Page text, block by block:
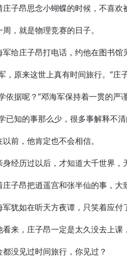
昂思念小蝴蝶的时候，不喜欢
就是物理竞赛的日子。
庄子昂打电话，约他在图书馆
原来这世上真有时间旅行。”庄子
据呢？”邓海军保持着一贯的严谨
知的事那么少，很多事解释不清
，他肯定也不会相信。
历过以后，才知道大千世界，
昂把逍遥宫和张半仙的事，大
如在听天方夜谭，只笑着应付
，庄子昂一定是太久没去上课
见过时间旅行，你见过？